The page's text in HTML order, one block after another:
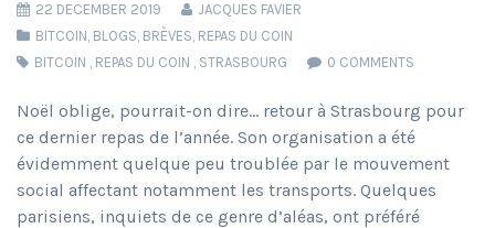
22 DECEMBER 2019
JACQUES FAVIER
BITCOIN, BLOGS, BRÈVES, REPAS DU COIN
BITCOIN , REPAS DU COIN , STRASBOURG 0 COMMENTS
Noël oblige, pourrait-on dire… retour à Strasbourg pour
ce dernier repas de l’année. Son organisation a été
évidemment quelque peu troublée par le mouvement
social affectant notamment les transports. Quelques
parisiens, inquiets de ce genre d’aléas, ont préféré